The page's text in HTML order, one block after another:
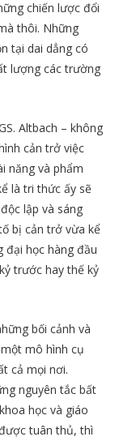
chiến lược đổi
thôi. Những
tại dai dẳng có
lượng các trường
Altbach – không
cản trở việc
năng và phẩm
là tri thức ấy sẽ
lập và sáng
bị cản trở vừa kể
đại học hàng đầu
trước hay thế kỷ
bối cảnh và
mô hình cụ
cả mọi nơi.
nguyên tắc bất
học và giáo
tuân thủ, thì